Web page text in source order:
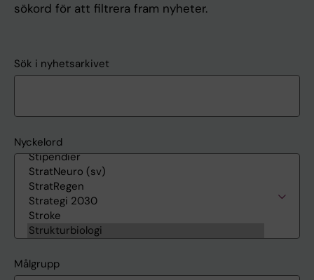
sökord för att filtrera fram nyheter.
Sök i nyhetsarkivet
Nyckelord
Målgrupp